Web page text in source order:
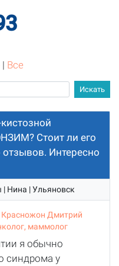
| Все
Стоит ли его
отзывов. Интересно
| Нина | Ульяновск
Красножон Дмитрий
маммолог
я обычно
синдрома у